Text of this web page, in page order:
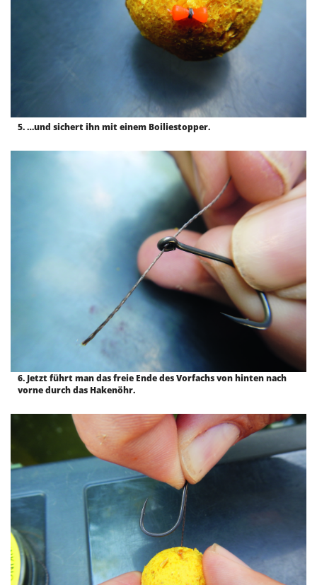
5. …und sichert ihn mit einem Boiliestopper.
6. Jetzt führt man das freie Ende des Vorfachs von hinten nach
vorne durch das Hakenöhr.